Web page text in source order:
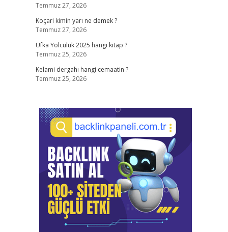
Temmuz 27, 2026
Koçari kimin yarı ne demek ?
Temmuz 27, 2026
Ufka Yolculuk 2025 hangi kitap ?
Temmuz 25, 2026
Kelami dergahı hangi cemaatin ?
Temmuz 25, 2026